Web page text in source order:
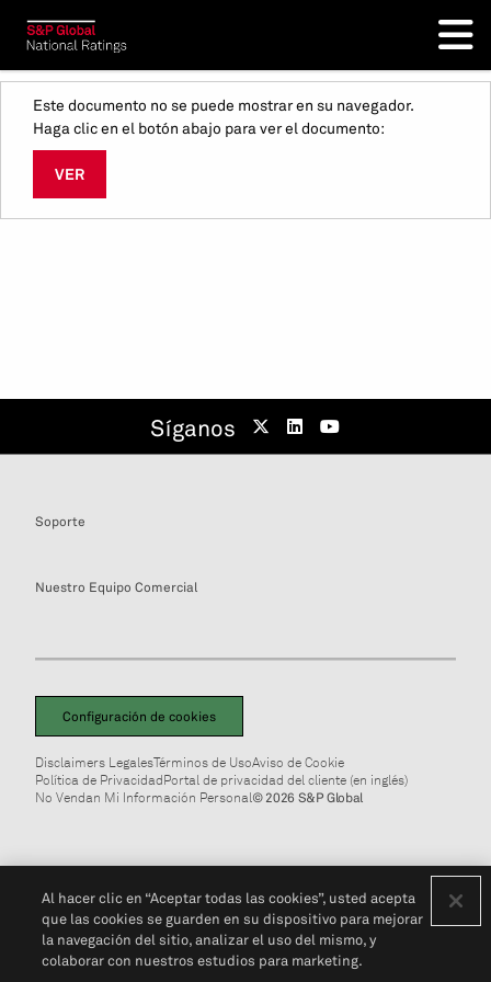
Este documento no se puede mostrar en su navegador.
Haga clic en el botón abajo para ver el documento:
VER
Síganos
Soporte
Nuestro Equipo Comercial
Configuración de cookies
Disclaimers LegalesTérminos de UsoAviso de Cookie
Política de PrivacidadPortal de privacidad del cliente (en inglés)
No Vendan Mi Información Personal© 2026 S&P Global
Al hacer clic en “Aceptar todas las cookies”, usted acepta
que las cookies se guarden en su dispositivo para mejorar
la navegación del sitio, analizar el uso del mismo, y
colaborar con nuestros estudios para marketing.